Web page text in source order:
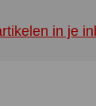
in je